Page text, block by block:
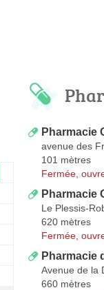
Pharmacie
avenue des
101 mètres
Fermée,
Pharmacie
Le Plessis-
620 mètres
Fermée,
Pharmacie
Avenue de la
660 mètres